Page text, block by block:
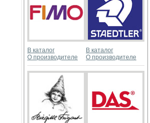
В каталог
О производителе
В каталог
О производителе